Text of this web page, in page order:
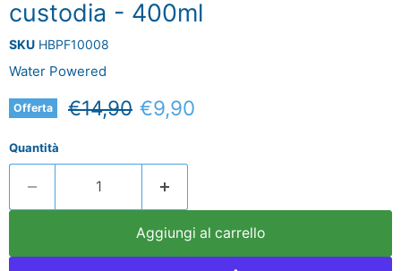
custodia - 400ml
SKU HBPF10008
Water Powered
Offerta Prezzo originale
€14,90 Prezzo attuale
€9,90
Quantità
Aggiungi al carrello